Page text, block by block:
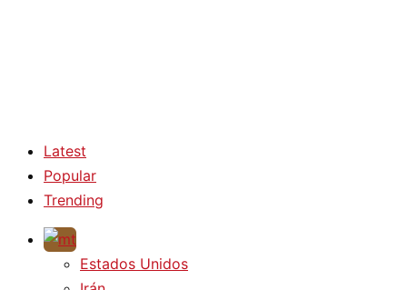
Latest
Popular
Trending
Estados Unidos